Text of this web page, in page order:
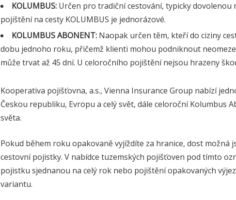
KOLUMBUS: Určen pro tradiční cestování, typicky dovolenou
pojištění na cesty KOLUMBUS je jednorázové.
KOLUMBUS ABONENT: Naopak určen těm, kteří do ciziny
dobu jednoho roku, přičemž klienti mohou podniknout
může trvat až 45 dní. U celoročního pojištění nejsou hrazeny
Kooperativa pojišťovna, a.s., Vienna Insurance Group nabízí
Českou republiku, Evropu a celý svět, dále celoroční Kolumbus
světa.
Pokud během roku opakovaně vyjíždíte za hranice, dost možná
cestovní pojistky. V nabídce tuzemských pojišťoven pod tímto
pojistku sjednanou na celý rok nebo pojištění opakovaných
variantu.